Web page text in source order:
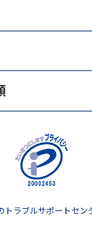
トラブルサポートセン